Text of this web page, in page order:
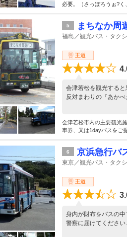
必要。（さっぽろうぉ?く
5 まちなか周
福島／観光バス・タク
王道
会津若松を観光する
反対まわりの『あかべ
会津若松市内の主要観光
車券、又は1dayパスをご
6 京浜急行バ
東京／観光バス・タク
王道
身内が財布をバスの
警察に届けてください